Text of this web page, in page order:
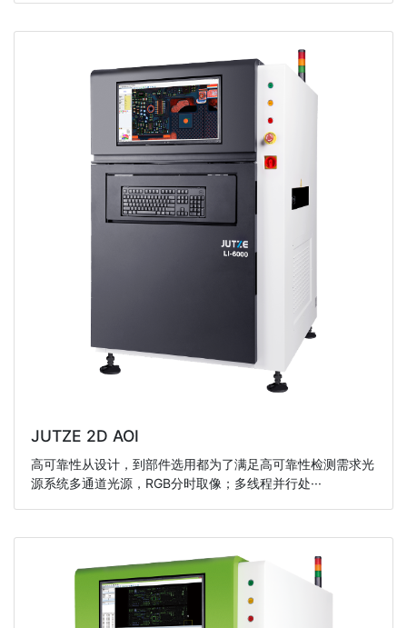
JUTZE 2D AOI
高可靠性从设计，到部件选用都为了满足高可靠性检测需求光
源系统多通道光源，RGB分时取像；多线程并行处···